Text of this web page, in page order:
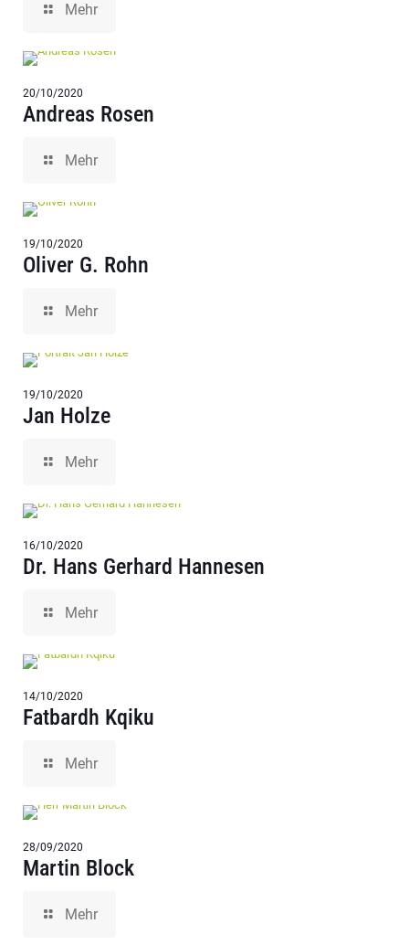
Mehr
20/10/2020
Andreas Rosen
Mehr
19/10/2020
Oliver G. Rohn
Mehr
19/10/2020
Jan Holze
Mehr
16/10/2020
Dr. Hans Gerhard Hannesen
Mehr
14/10/2020
Fatbardh Kqiku
Mehr
28/09/2020
Martin Block
Mehr